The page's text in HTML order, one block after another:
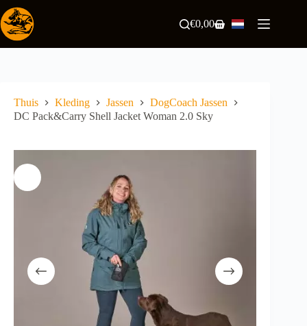
naar
de
inhoud
Winkelwagen
€0,00
Thuis Kleding Jassen
DogCoach Jassen
DC Pack&Carry Shell Jacket Woman 2.0 Sky